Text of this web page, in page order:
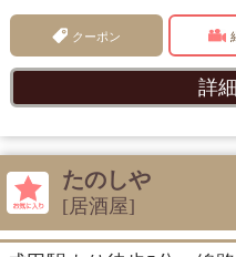
クーポン
詳
たのしや
[居酒屋]